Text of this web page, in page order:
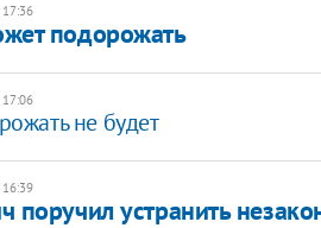
17:36
подорожать
17:06
не будет
16:39
поручил устранить